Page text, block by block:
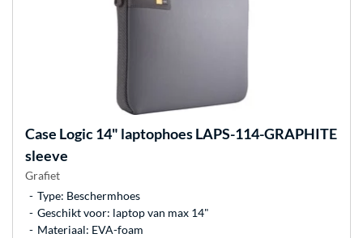
Case Logic14" laptophoes LAPS-114-GRAPHITE
sleeve
Grafiet
Type: Beschermhoes
Geschikt voor: laptop van max 14"
Materiaal: EVA-foam